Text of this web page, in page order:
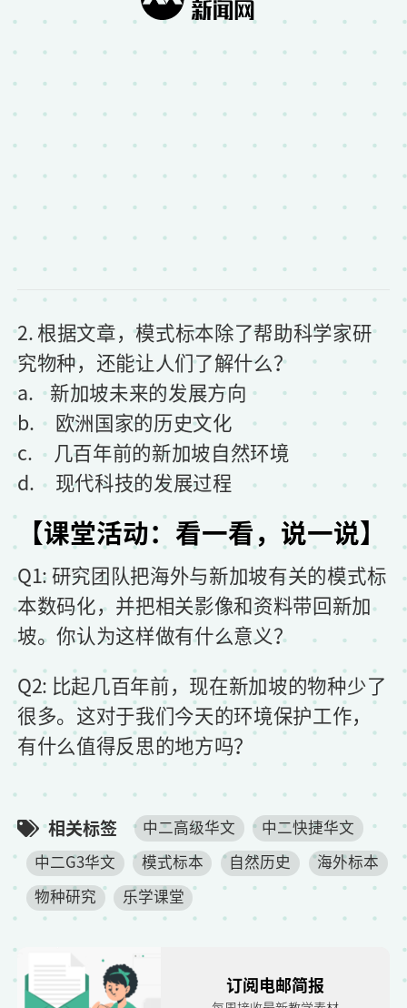
2. 根据文章，模式标本除了帮助科学家研
究物种，还能让人们了解什么？
a. 新加坡未来的发展方向
b. 欧洲国家的历史文化
c. 几百年前的新加坡自然环境
d. 现代科技的发展过程
【课堂活动：看一看，说一说】
Q1: 研究团队把海外与新加坡有关的模式标
本数码化，并把相关影像和资料带回新加
坡。你认为这样做有什么意义？
Q2: 比起几百年前，现在新加坡的物种少了
很多。这对于我们今天的环境保护工作，
有什么值得反思的地方吗？
相关标签 中二高级华文
中二快捷华文
中二G3华文
模式标本 自然历史
海外标本
物种研究
乐学课堂
订阅电邮简报